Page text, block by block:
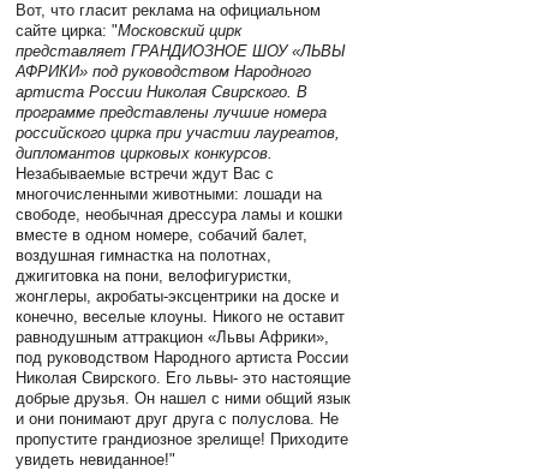
Вот, что гласит реклама на официальном
сайте цирка: "Московский цирк
представляет ГРАНДИОЗНОЕ ШОУ «ЛЬВЫ
АФРИКИ» под руководством Народного
артиста России Николая Свирского. В
программе представлены лучшие номера
российского цирка при участии лауреатов,
дипломантов цирковых конкурсов.
Незабываемые встречи ждут Вас с
многочисленными животными: лошади на
свободе, необычная дрессура ламы и кошки
вместе в одном номере, собачий балет,
воздушная гимнастка на полотнах,
джигитовка на пони, велофигуристки,
жонглеры, акробаты-эксцентрики на доске и
конечно, веселые клоуны. Никого не оставит
равнодушным аттракцион «Львы Африки»,
под руководством Народного артиста России
Николая Свирского. Его львы- это настоящие
добрые друзья. Он нашел с ними общий язык
и они понимают друг друга с полуслова. Не
пропустите грандиозное зрелище! Приходите
увидеть невиданное!"